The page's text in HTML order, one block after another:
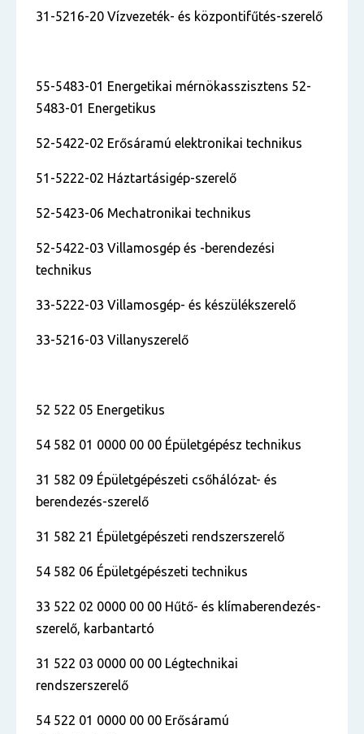
31-5216-20 Vízvezeték- és központifűtés-szerelő
55-5483-01 Energetikai mérnökasszisztens 52-
5483-01 Energetikus
52-5422-02 Erősáramú elektronikai technikus
51-5222-02 Háztartásigép-szerelő
52-5423-06 Mechatronikai technikus
52-5422-03 Villamosgép és -berendezési
technikus
33-5222-03 Villamosgép- és készülékszerelő
33-5216-03 Villanyszerelő
52 522 05 Energetikus
54 582 01 0000 00 00 Épületgépész technikus
31 582 09 Épületgépészeti csőhálózat- és
berendezés-szerelő
31 582 21 Épületgépészeti rendszerszerelő
54 582 06 Épületgépészeti technikus
33 522 02 0000 00 00 Hűtő- és klímaberendezés-
szerelő, karbantartó
31 522 03 0000 00 00 Légtechnikai
rendszerszerelő
54 522 01 0000 00 00 Erősáramú